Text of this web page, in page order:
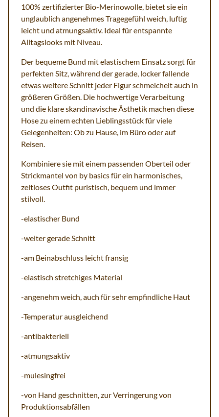
100% zertifizierter Bio-Merinowolle, bietet sie ein
unglaublich angenehmes Tragegefühl weich, luftig
leicht und atmungsaktiv. Ideal für entspannte
Alltagslooks mit Niveau.
Der bequeme Bund mit elastischem Einsatz sorgt für
perfekten Sitz, während der gerade, locker fallende
etwas weitere Schnitt jeder Figur schmeichelt auch in
größeren Größen. Die hochwertige Verarbeitung
und die klare skandinavische Ästhetik machen diese
Hose zu einem echten Lieblingsstück für viele
Gelegenheiten: Ob zu Hause, im Büro oder auf
Reisen.
Kombiniere sie mit einem passenden Oberteil oder
Strickmantel von by basics für ein harmonisches,
zeitloses Outfit puristisch, bequem und immer
stilvoll.
-elastischer Bund
-weiter gerade Schnitt
-am Beinabschluss leicht fransig
-elastisch stretchiges Material
-angenehm weich, auch für sehr empfindliche Haut
-Temperatur ausgleichend
-antibakteriell
-atmungsaktiv
-mulesingfrei
-von Hand geschnitten, zur Verringerung von
Produktionsabfällen